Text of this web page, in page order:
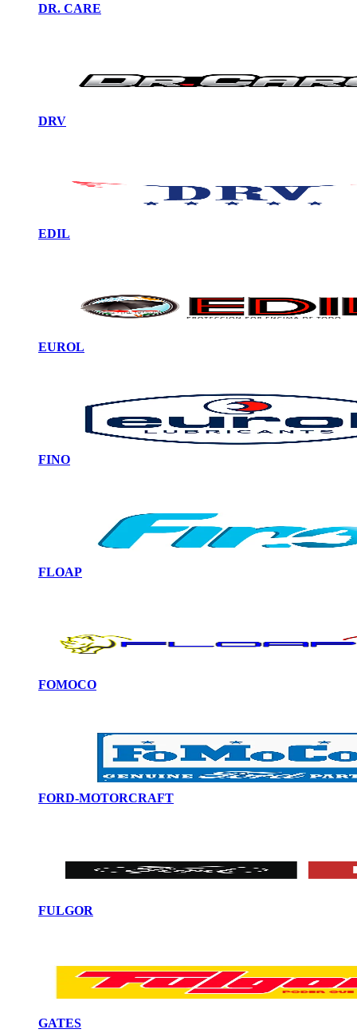
DR. CARE
DRV
EDIL
EUROL
FINO
FLOAP
FOMOCO
FORD-MOTORCRAFT
FULGOR
GATES